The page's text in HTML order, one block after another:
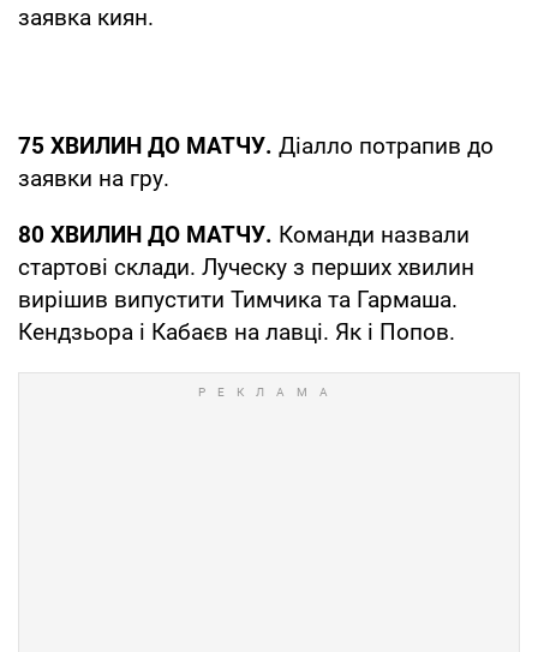
заявка киян.
75 ХВИЛИН ДО МАТЧУ. Діалло потрапив до
заявки на гру.
80 ХВИЛИН ДО МАТЧУ. Команди назвали
стартові склади. Луческу з перших хвилин
вирішив випустити Тимчика та Гармаша.
Кендзьора і Кабаєв на лавці. Як і Попов.